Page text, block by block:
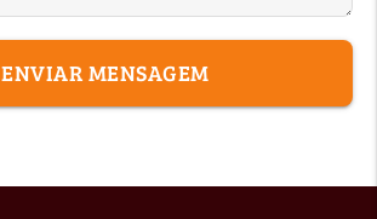
ENVIAR MENSAGEM